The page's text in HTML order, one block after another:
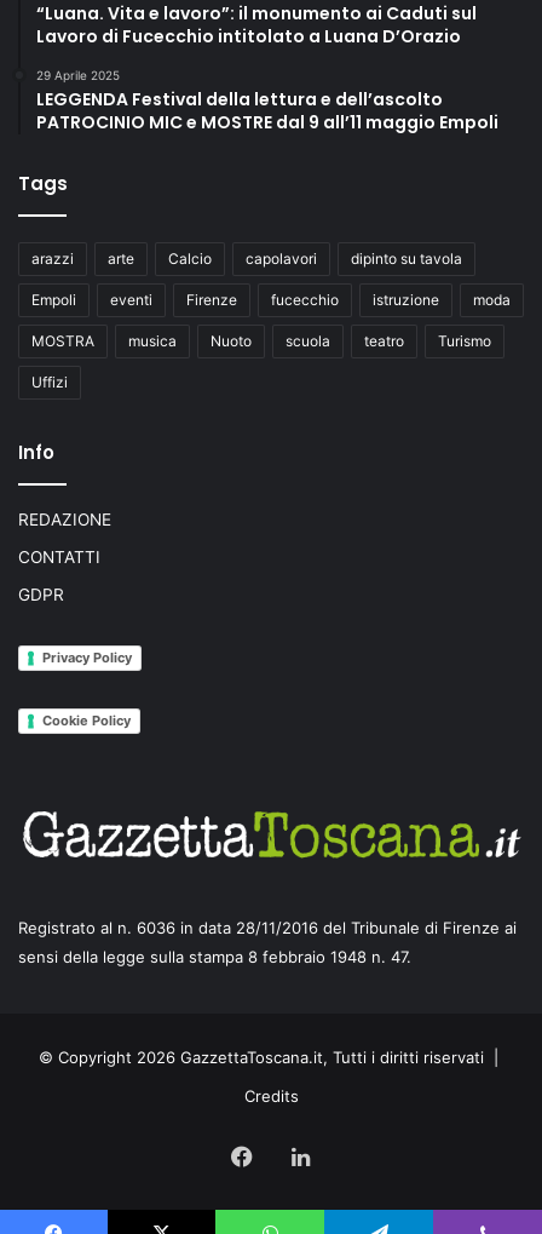
“Luana. Vita e lavoro”: il monumento ai Caduti sul
Lavoro di Fucecchio intitolato a Luana D’Orazio
29 Aprile 2025
LEGGENDA Festival della lettura e dell’ascolto
PATROCINIO MIC e MOSTRE dal 9 all’11 maggio Empoli
Tags
arazzi arte Calcio capolavori dipinto su tavola
Empoli eventi Firenze fucecchio istruzione moda
MOSTRA musica Nuoto scuola teatro Turismo
Uffizi
Info
REDAZIONE
CONTATTI
GDPR
Privacy Policy
Cookie Policy
Registrato al n. 6036 in data 28/11/2016 del Tribunale di Firenze ai
sensi della legge sulla stampa 8 febbraio 1948 n. 47.
© Copyright 2026 GazzettaToscana.it, Tutti i diritti riservati |
Credits
FacebookLinkedIn